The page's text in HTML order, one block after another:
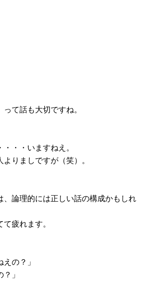
って話も大切ですね。
・・いますねえ。
りましですが（笑）。
、論理的には正しい話の構成かもしれ
疲れます。
えの？」
」